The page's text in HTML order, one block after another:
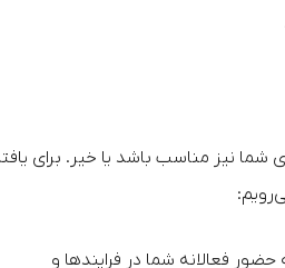
شما نیز مناسب باشد یا خیر. برای
فعالانه شما در فرایندها و